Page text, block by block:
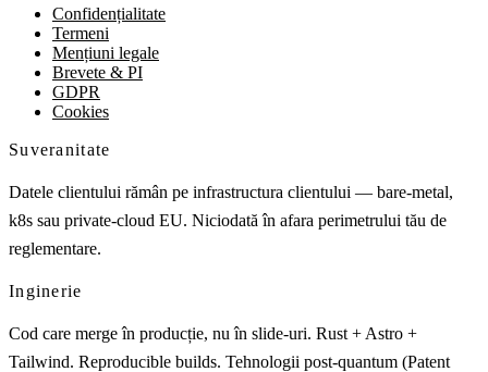
Confidențialitate
Termeni
Mențiuni legale
Brevete & PI
GDPR
Cookies
Suveranitate
Datele clientului rămân pe infrastructura clientului — bare-metal,
k8s sau private-cloud EU. Niciodată în afara perimetrului tău de
reglementare.
Inginerie
Cod care merge în producție, nu în slide-uri. Rust + Astro +
Tailwind. Reproducible builds. Tehnologii post-quantum (Patent